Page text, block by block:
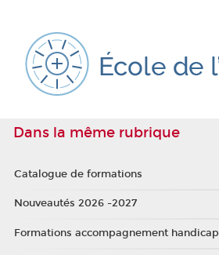
Dans la même rubrique
Catalogue de formations
Nouveautés 2026 -2027
Formations accompagnement handicap